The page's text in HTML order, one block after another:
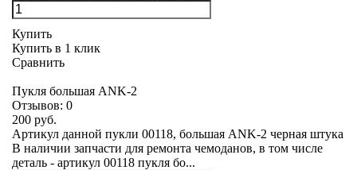
Купить
Купить в 1 клик
Сравнить
Пукля большая ANK-2
Отзывов: 0
200 руб.
Артикул данной пукли 00118, большая ANK-2 черная штука
В наличии запчасти для ремонта чемоданов, в том числе
деталь - артикул 00118 пукля бо...